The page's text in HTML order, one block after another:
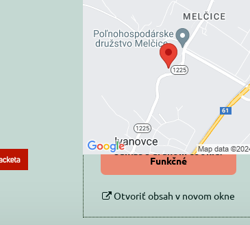
Externý obsah je
blokovaný Voľbami
súkromia
Prajete si načítať externý obsah?
Povoliť tentokrát
Povoliť a zapamätať -
súhlas s druhom cookie:
Funkčné
Otvoriť obsah v novom okne